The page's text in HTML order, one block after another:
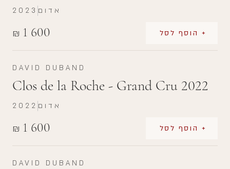
₪ 1 600 + הוסף לסל
2023 אדום
DAVID DUBAND
Clos de la Roche - Grand Cru 2022
₪ 1 600 + הוסף לסל
2022 אדום
DAVID DUBAND